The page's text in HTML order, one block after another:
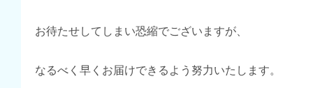
お待たせしてしまい恐縮でございますが、
なるべく早くお届けできるよう努力いたします。